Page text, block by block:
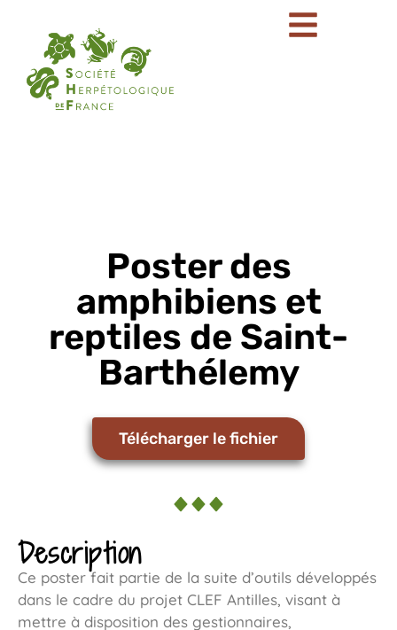
Poster des
amphibiens et
reptiles de Saint-
Barthélemy
Télécharger le fichier
Description
Ce poster fait partie de la suite d’outils développés
dans le cadre du projet CLEF Antilles, visant à
mettre à disposition des gestionnaires,